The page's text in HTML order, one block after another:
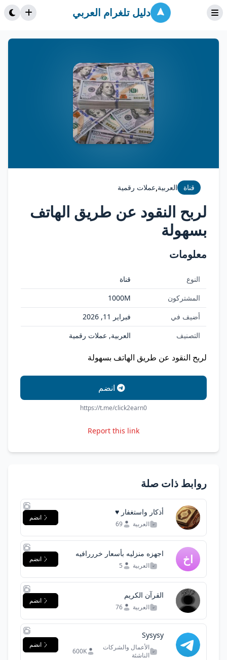
دليل تلغرام العربي
قناة العربية,عملات رقمية
لربح النقود عن طريق الهاتف
بسهولة
معلومات
النوع
قناة
المشتركون
1000M
أضيف في
فبراير 11, 2026
التصنيف
العربية, عملات رقمية
لربح النقود عن طريق الهاتف بسهولة
انضم
https://t.me/click2earn0
Report this link
روابط ذات صلة
أذكار واستغفار ♥️
العربية 69
انضم
اجهزه منزليه بأسعار خرررافيه
العربية 5
انضم
القرآن الكريم
العربية 76
انضم
Sysysy
الأعمال والشركات
الناشئة
600K
انضم